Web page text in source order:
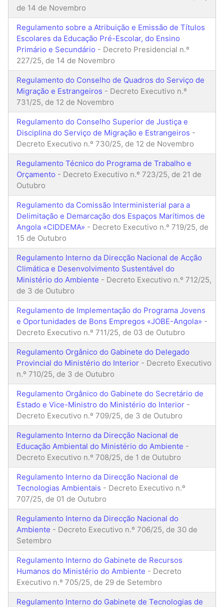
de 14 de Novembro
Regulamento sobre a Atribuição e Emissão de Títulos
Escolares da Educação Pré-Escolar, do Ensino
Primário e Secundário - Decreto Presidencial n.º
227/25, de 14 de Novembro
Regulamento do Conselho de Quadros do Serviço de
Migração e Estrangeiros - Decreto Executivo n.º
731/25, de 12 de Novembro
Regulamento do Conselho Superior de Justiça e
Disciplina do Serviço de Migração e Estrangeiros -
Decreto Executivo n.º 730/25, de 12 de Novembro
Regulamento Técnico do Programa de Trabalho e
Orçamento - Decreto Executivo n.º 723/25, de 21 de
Outubro
Regulamento da Comissão Interministerial para a
Delimitação e Demarcação dos Espaços Marítimos de
Angola «CIDDEMA» - Decreto Executivo n.º 719/25, de
15 de Outubro
Regulamento Interno da Direcção Nacional de Acção
Climática e Desenvolvimento Sustentável do
Ministério do Ambiente - Decreto Executivo n.º 712/25,
de 3 de Outubro
Regulamento de Implementação do Programa Jovens
e Oportunidades de Bons Empregos «JOBE-Angola» -
Decreto Executivo n.º 711/25, de 03 de Outubro
Regulamento Orgânico do Gabinete do Delegado
Provincial do Ministério do Interior - Decreto Executivo
n.º 710/25, de 3 de Outubro
Regulamento Orgânico do Gabinete do Secretário de
Estado e Vice-Ministro do Ministério do Interior -
Decreto Executivo n.º 709/25, de 3 de Outubro
Regulamento Interno da Direcção Nacional de
Educação Ambiental do Ministério do Ambiente -
Decreto Executivo n.º 708/25, de 1 de Outubro
Regulamento Interno da Direcção Nacional de
Tecnologias Ambientais - Decreto Executivo n.º
707/25, de 01 de Outubro
Regulamento Interno da Direcção Nacional do
Ambiente - Decreto Executivo n.º 706/25, de 30 de
Setembro
Regulamento Interno do Gabinete de Recursos
Humanos do Ministério do Ambiente - Decreto
Executivo n.º 705/25, de 29 de Setembro
Regulamento Interno do Gabinete de Tecnologias de